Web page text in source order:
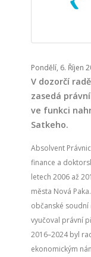
Pondělí, 6. Říjen
V dozorčí
zasedá
ve funkci
Satkeho.
Absolvent
finance a
letech 2006 až
města Nová
občanské soudní
vyučoval právní
2016–2024 byl
ekonomickým